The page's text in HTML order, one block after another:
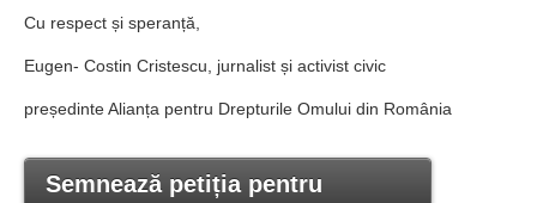
Cu respect și speranță,
Eugen- Costin Cristescu, jurnalist și activist civic
președinte Alianța pentru Drepturile Omului din România
Semnează petiția pentru